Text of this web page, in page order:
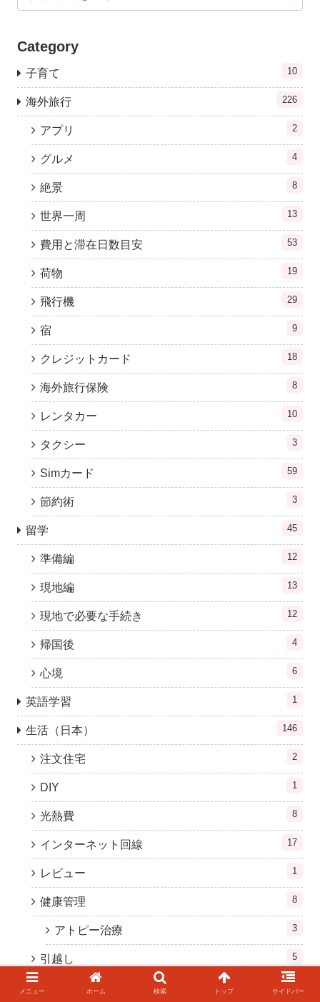
Category
子育て 10
海外旅行 226
アプリ 2
グルメ 4
絶景 8
世界一周 13
費用と滞在日数目安 53
荷物 19
飛行機 29
宿 9
クレジットカード 18
海外旅行保険 8
レンタカー 10
タクシー 3
Simカード 59
節約術 3
留学 45
準備編 12
現地編 13
現地で必要な手続き 12
帰国後 4
心境 6
英語学習 1
生活（日本） 146
注文住宅 2
DIY 1
光熱費 8
インターネット回線 17
レビュー 1
健康管理 8
アトピー治療 3
引越し 5
2
メニュー ホーム 検索 トップ サイドバー